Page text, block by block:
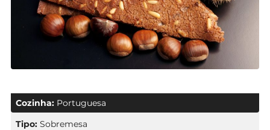
Cozinha: Portuguesa
Tipo: Sobremesa